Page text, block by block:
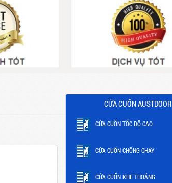
CỬA CUỐN AUSTDOOR
CỬA CUỐN TỐC ĐỘ CAO
CỬA CUỐN CHỐNG CHÁY
CỬA CUỐN KHE THOÁNG